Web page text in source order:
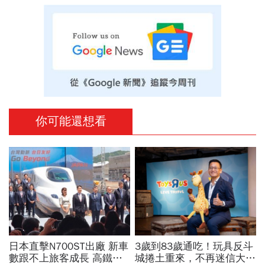
你可能還想看
日本直擊N700ST出廠 新車
數跟不上旅客成長 高鐵遇3
3歲到83歲通吃！玩具反斗
城捲土重來，不再迷信大店